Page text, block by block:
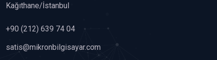
Kağıthane/İstanbul
+90 (212) 639 74 04
satis@mikronbilgisayar.com